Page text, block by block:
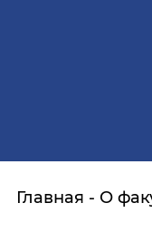
Главная О